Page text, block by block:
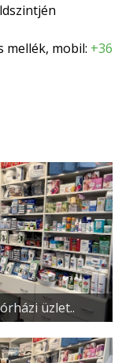
mellék, mobil: +36
üzlet..